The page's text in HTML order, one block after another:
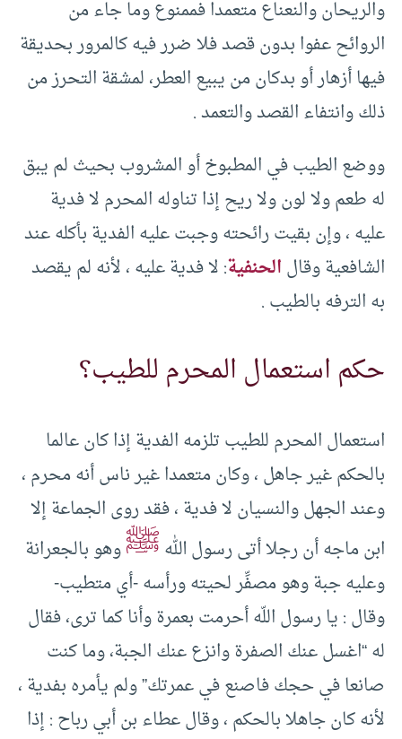
والريحان والنعناع متعمدا فممنوع وما جاء من
الروائح عفوا بدون قصد فلا ضرر فيه كالمرور بحديقة
فيها أزهار أو بدكان من يبيع العطر، لمشقة التحرز من
ذلك وانتفاء القصد والتعمد .‏
ووضع الطيب في المطبوخ أو المشروب بحيث لم يبق
له طعم ولا لون ولا ريح إذا تناوله المحرم لا فدية
عليه ، وإن بقيت رائحته وجبت عليه الفدية بأكله عند
الشافعية وقالالحنفية:‏ لا فدية عليه ، لأنه لم يقصد
به الترفه بالطيب .‏
حكم استعمال المحرم للطيب؟
استعمال المحرم للطيب تلزمه الفدية إذا كان عالما
بالحكم غير جاهل ، وكان متعمدا غير ناس أنه محرم ،
وعند الجهل والنسيان لا فدية ، فقد روى الجماعة إلا
ابن ماجه أن رجلا أتى رسول اللهﷺوهو بالجعرانة
وعليه جبة وهو مصفِّر لحيته ورأسه -‏أي متطيب-‏
وقال :‏ يا رسول اللّه أحرمت بعمرة وأنا كما ترى، فقال
له “اغسل عنك الصفرة وانزع عنك الجبة، وما كنت
صانعا في حجك فاصنع في عمرتك” ولم يأمره بفدية ،
لأنه كان جاهلا بالحكم ، وقال عطاء بن أبي رباح :‏ إذا